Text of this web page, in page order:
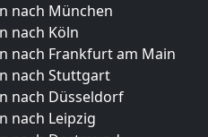
nach München
nach Köln
nach Frankfurt am Main
nach Stuttgart
nach Düsseldorf
nach Leipzig